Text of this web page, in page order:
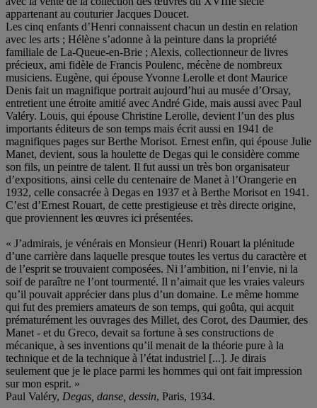
appartenant au couturier Jacques Doucet.
Les cinq enfants d’Henri connaissent chacun un destin en relation
avec les arts ; Hélène s’adonne à la peinture dans la propriété
familiale de La-Queue-en-Brie ; Alexis, collectionneur de livres
précieux, ami fidèle de Francis Poulenc, mécène de nombreux
musiciens. Eugène, qui épouse Yvonne Lerolle et dont Maurice
Denis fait un magnifique portrait aujourd’hui au musée d’Orsay,
entretient une étroite amitié avec André Gide, mais aussi avec Paul
Valéry. Louis, qui épouse Christine Lerolle, devient l’un des plus
importants éditeurs de son temps mais écrit aussi en 1941 de
magnifiques pages sur Berthe Morisot. Ernest enfin, qui épouse Julie
Manet, devient, sous la houlette de Degas qui le considère comme
son fils, un peintre de talent. Il fut aussi un très bon organisateur
d’expositions, ainsi celle du centenaire de Manet à l’Orangerie en
1932, celle consacrée à Degas en 1937 et à Berthe Morisot en 1941.
C’est d’Ernest Rouart, de cette prestigieuse et très directe origine,
que proviennent les œuvres ici présentées.
« J’admirais, je vénérais en Monsieur (Henri) Rouart la plénitude
d’une carrière dans laquelle presque toutes les vertus du caractère et
de l’esprit se trouvaient composées. Ni l’ambition, ni l’envie, ni la
soif de paraître ne l’ont tourmenté. Il n’aimait que les vraies valeurs
qu’il pouvait apprécier dans plus d’un domaine. Le même homme
qui fut des premiers amateurs de son temps, qui goûta, qui acquit
prématurément les ouvrages des Millet, des Corot, des Daumier, des
Manet - et du Greco, devait sa fortune à ses constructions de
mécanique, à ses inventions qu’il menait de la théorie pure à la
technique et de la technique à l’état industriel [...]. Je dirais
seulement que je le place parmi les hommes qui ont fait impression
sur mon esprit. »
Paul Valéry, Degas, danse, dessin, Paris, 1934.